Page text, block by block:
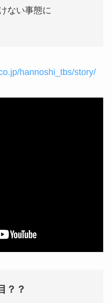
ない事態に
hannoshi_tbs/story/
？？